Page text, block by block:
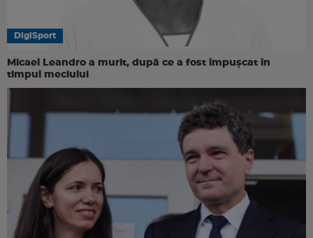
DigiSport
Micael Leandro a murit, după ce a fost împușcat în
timpul meciului